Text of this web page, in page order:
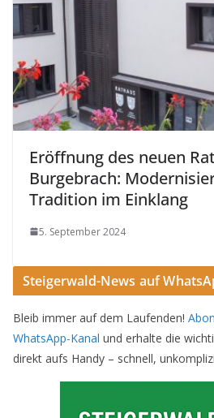
Eröffnung des neuen
Burgebrach:
Tradition im Einklang
5. September 2024
Steigerwald-News auf
Bleib immer auf dem Laufenden!
WhatsApp-Kanal und erhalte die
direkt aufs Handy – schnell,